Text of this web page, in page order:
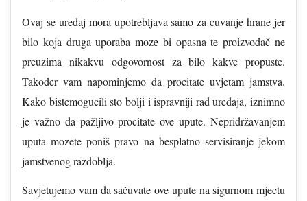
Ovaj se uredaj mora upotrebljava samo za cuvanje hrane jer
bilo koja druga uporaba moze bi opasna te proizvodač ne
preuzima nikakvu odgovornost za bilo kakve propuste.
Takoder vam napominjemo da procitate uvjetam jamstva.
Kako bistemogucili sto bolji i ispravniji rad uredaja, iznimno
je važno da pažljivo procitate ove upute. Nepridržavanjem
uputa mozete poniš pravo na besplatno servisiranje jekom
jamstvenog razdoblja.
Savjetujemo vam da sačuvate ove upute na sigurnom mjectu